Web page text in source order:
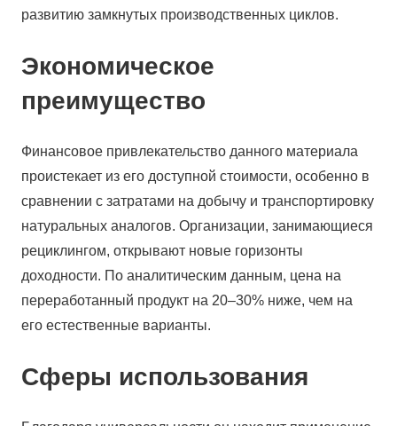
развитию замкнутых производственных циклов.
Экономическое
преимущество
Финансовое привлекательство данного материала
проистекает из его доступной стоимости, особенно в
сравнении с затратами на добычу и транспортировку
натуральных аналогов. Организации, занимающиеся
рециклингом, открывают новые горизонты
доходности. По аналитическим данным, цена на
переработанный продукт на 20–30% ниже, чем на
его естественные варианты.
Сферы использования